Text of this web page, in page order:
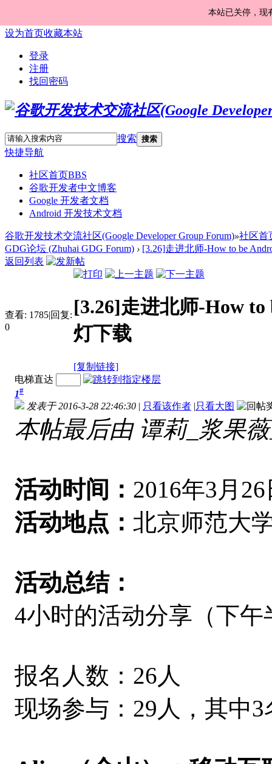
本站已关停，现
设为首页收藏本站
登录
注册
找回密码
搜索 搜索
快捷导航
社区首页BBS
谷歌开发者中文博客
Google 开发者文档
Android 开发技术文档
谷歌开发技术交流社区(Google Developer Group Forum)»社区首
GDG论坛 (Zhuhai GDG Forum) › [3.26]走进北师-How to be
返回列表
查看: 1785|回复:
0
[3.26]走进北师-How to
灯下载
[复制链接]
电梯直达
1#
发表于 2016-3-28 22:46:30 | 只看该作者 |只看大图
本帖最后由 谭莉_浆果
活动时间： 2016年3月
活动地点： 北京师范大
活动总结：
4小时的活动分享（下午
报名人数：26人
现场参与：29人，其中3